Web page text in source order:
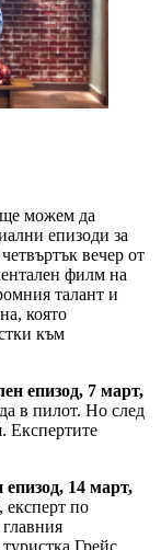
ще можем да
епизоди за
вечер от
филм на
талант и
която
към
епизод, 7 март,
в пилот. Но след
Експертите
14 март,
експерт по